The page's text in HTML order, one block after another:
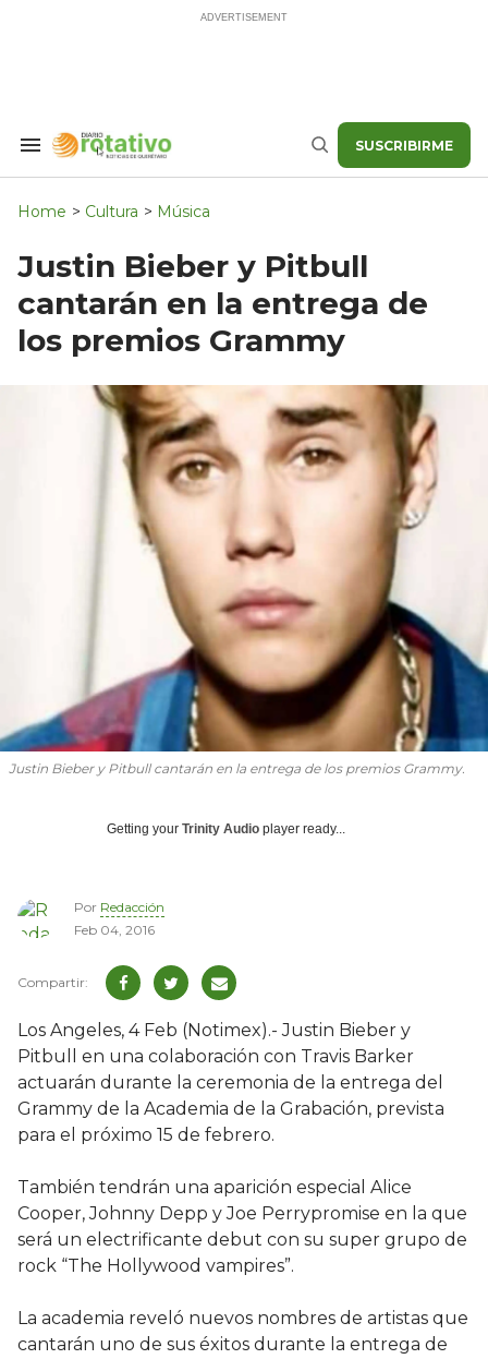
Search
Navigation
Buscar SUSCRIBIRME
Home > Cultura > Música
Justin Bieber y Pitbull
cantarán en la entrega de
los premios Grammy
Justin Bieber y Pitbull cantarán en la entrega de los premios Grammy.
Getting your Trinity Audio player ready...
Por Redacción
Feb 04, 2016
Los Angeles, 4 Feb (Notimex).- Justin Bieber y
Pitbull en una colaboración con Travis Barker
actuarán durante la ceremonia de la entrega del
Grammy de la Academia de la Grabación, prevista
para el próximo 15 de febrero.
También tendrán una aparición especial Alice
Cooper, Johnny Depp y Joe Perrypromise en la que
será un electrificante debut con su super grupo de
rock “The Hollywood vampires”.
La academia reveló nuevos nombres de artistas que
cantarán uno de sus éxitos durante la entrega de